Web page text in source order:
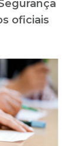
oficiais